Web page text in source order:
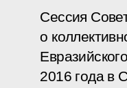
Сессия
о
2016 года в